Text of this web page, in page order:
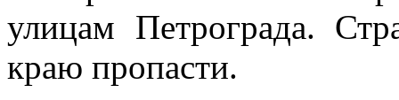
улицам Петрограда.
краю пропасти.